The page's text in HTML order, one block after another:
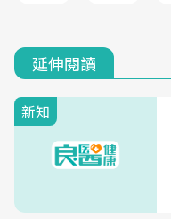
延伸閱讀
新知